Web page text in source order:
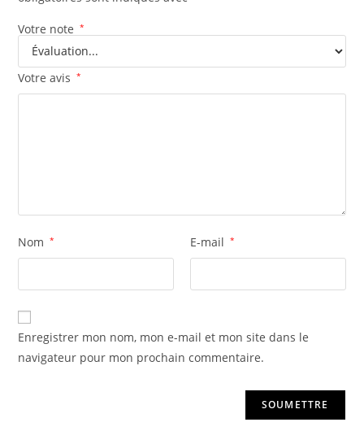
Votre note *
Votre avis *
Nom * E-mail *
Enregistrer mon nom, mon e-mail et mon site dans le
navigateur pour mon prochain commentaire.